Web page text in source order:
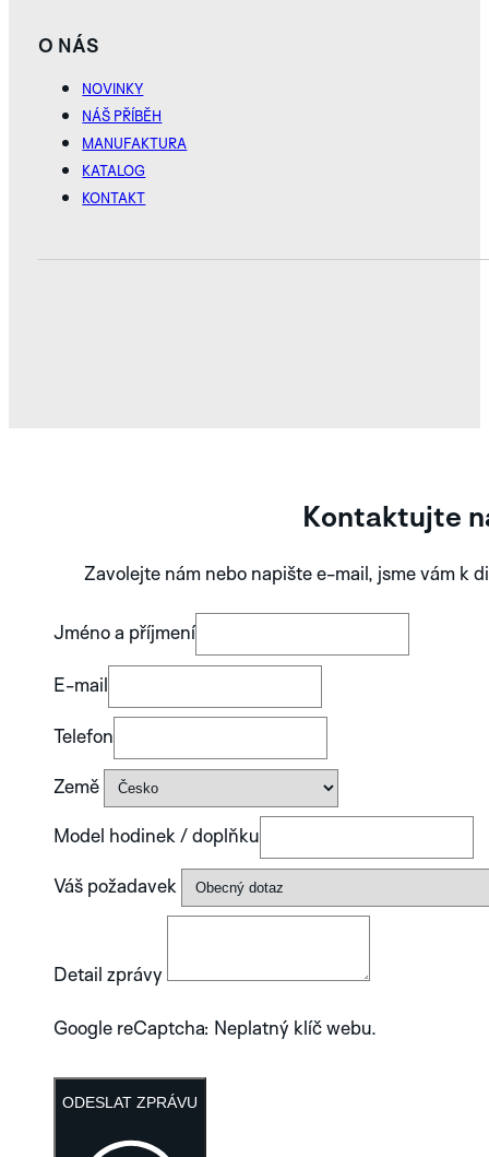
O NÁS
NOVINKY
NÁŠ PŘÍBĚH
MANUFAKTURA
KATALOG
KONTAKT
Kontaktujte
Zavolejte nám nebo napište e-mail, jsme vám k
Jméno a příjmení
E-mail
Telefon
Země
Model hodinek / doplňku
Váš požadavek
Detail zprávy
Google reCaptcha: Neplatný klíč webu.
ODESLAT ZPRÁVU